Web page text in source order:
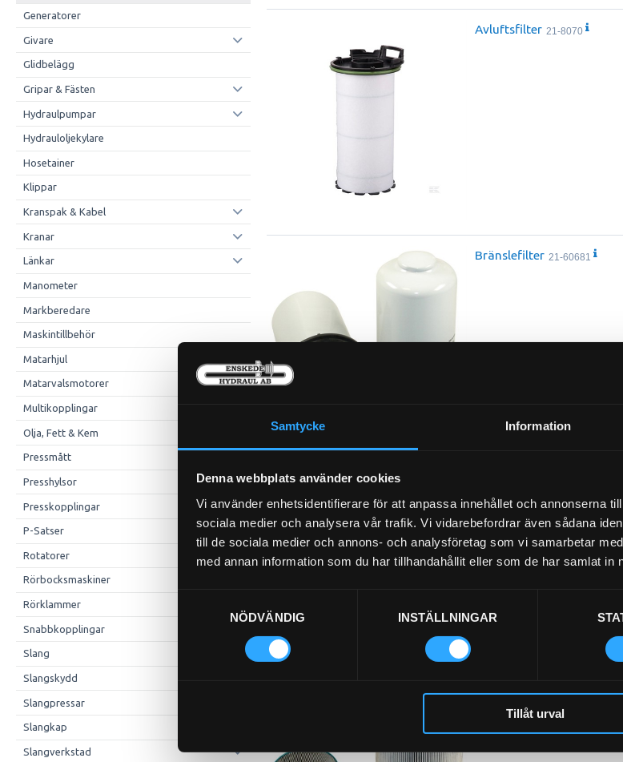
Samtycke Information
Denna webbplats använder cookies
Vi använder enhetsidentifierare för att anpassa innehållet och annonserna
sociala medier och analysera vår trafik. Vi vidarebefordrar även sådana
till de sociala medier och annons- och analysföretag som vi samarbetar
med annan information som du har tillhandahållit eller som de har samlat in
NÖDVÄNDIG
INSTÄLLNINGAR
Tillåt urval
Generatorer
Givare
Glidbelägg
Gripar & Fästen
Hydraulpumpar
Hydrauloljekylare
Hosetainer
Klippar
Kranspak & Kabel
Kranar
Länkar
Manometer
Markberedare
Maskintillbehör
Matarhjul
Matarvalsmotorer
Multikopplingar
Olja, Fett & Kem
Pressmått
Presshylsor
Presskopplingar
P-Satser
Rotatorer
Rörbocksmaskiner
Rörklammer
Snabbkopplingar
Slang
Slangskydd
Slangpressar
Slangkap
Slangverkstad
Avluftsfilter 21-8070
Bränslefilter 21-60681
21-51507